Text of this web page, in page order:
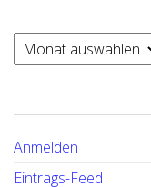
BEITRAGSARCHIV
Anmelden
Eintrags-Feed